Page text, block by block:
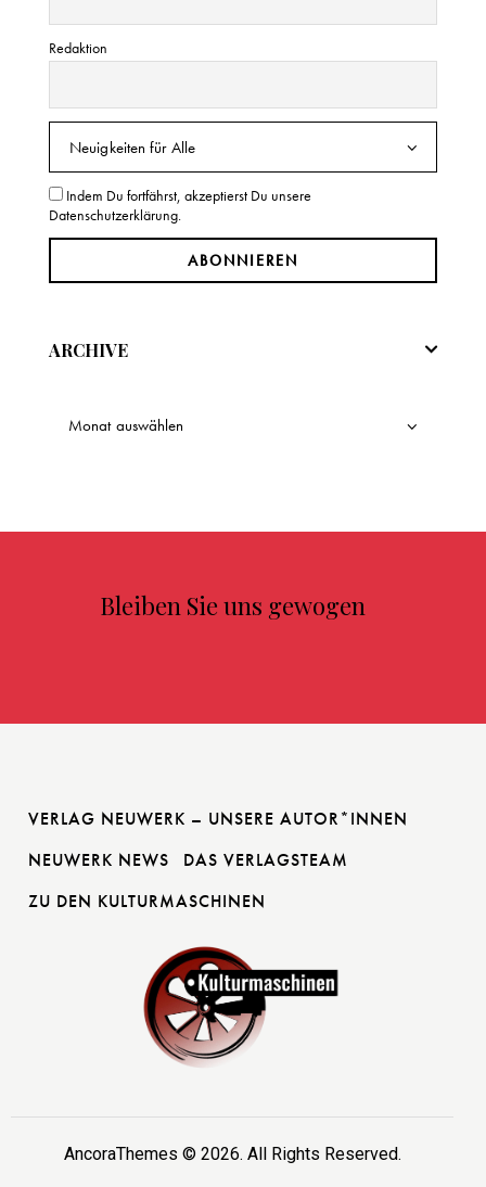
Redaktion
Indem Du fortfährst, akzeptierst Du unsere
Datenschutzerklärung.
ARCHIVE
Bleiben Sie uns gewogen
VERLAG NEUWERK – UNSERE AUTOR*INNEN
NEUWERK NEWS
DAS VERLAGSTEAM
ZU DEN KULTURMASCHINEN
AncoraThemes © 2026. All Rights Reserved.